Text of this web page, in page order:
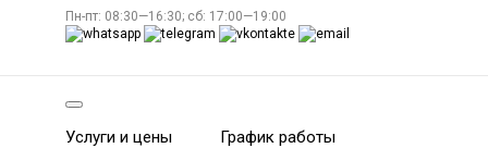
Пн-пт: 08:30—16:30; сб: 17:00—19:00
Услуги и цены График работы